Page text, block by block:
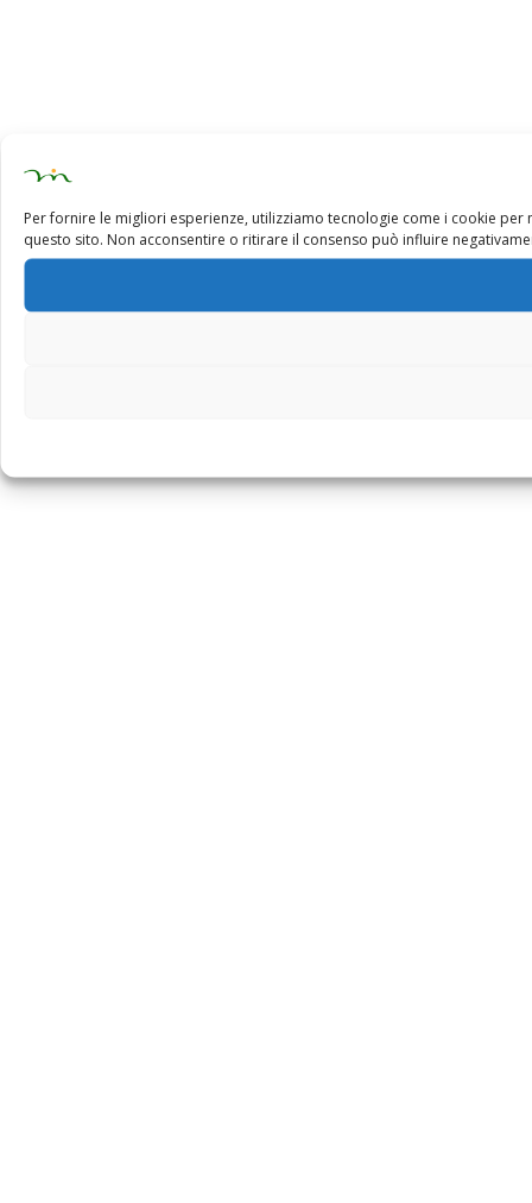
Per fornire le migliori esperienze, utilizziamo tecnologie come i cookie
questo sito. Non acconsentire o ritirare il consenso può influire